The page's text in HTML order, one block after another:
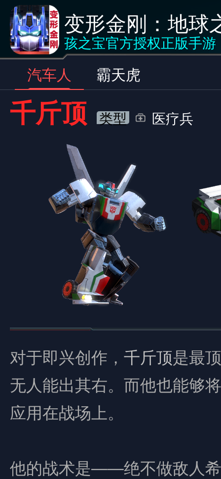
变形金刚：地球
孩之宝官方授权正版手游
<返回 汽车人
汽车人 霸天虎
千斤顶 类型 医疗兵
对于即兴创作， 千斤顶是最
无人能出其右。而他也能够
应用在战场上。
他的战术是——绝不做敌人